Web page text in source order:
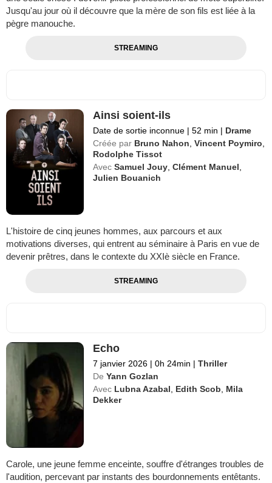
Jusqu'au jour où il découvre que la mère de son fils est liée à la
pègre manouche.
STREAMING
Ainsi soient-ils
Date de sortie inconnue | 52 min | Drame
Créée par Bruno Nahon ,Vincent Poymiro
Rodolphe Tissot
Avec Samuel Jouy ,Clément Manuel
Julien Bouanich
L'histoire de cinq jeunes hommes, aux parcours et aux
motivations diverses, qui entrent au séminaire à Paris en vue de
devenir prêtres, dans le contexte du XXIè siècle en France.
STREAMING
Echo
7 janvier 2026 | 0h 24min | Thriller
De Yann Gozlan
Avec Lubna Azabal Edith Scob
Mila
Dekker
Carole, une jeune femme enceinte, souffre d'étranges troubles de
l'audition, percevant par instants des bourdonnements entêtants.